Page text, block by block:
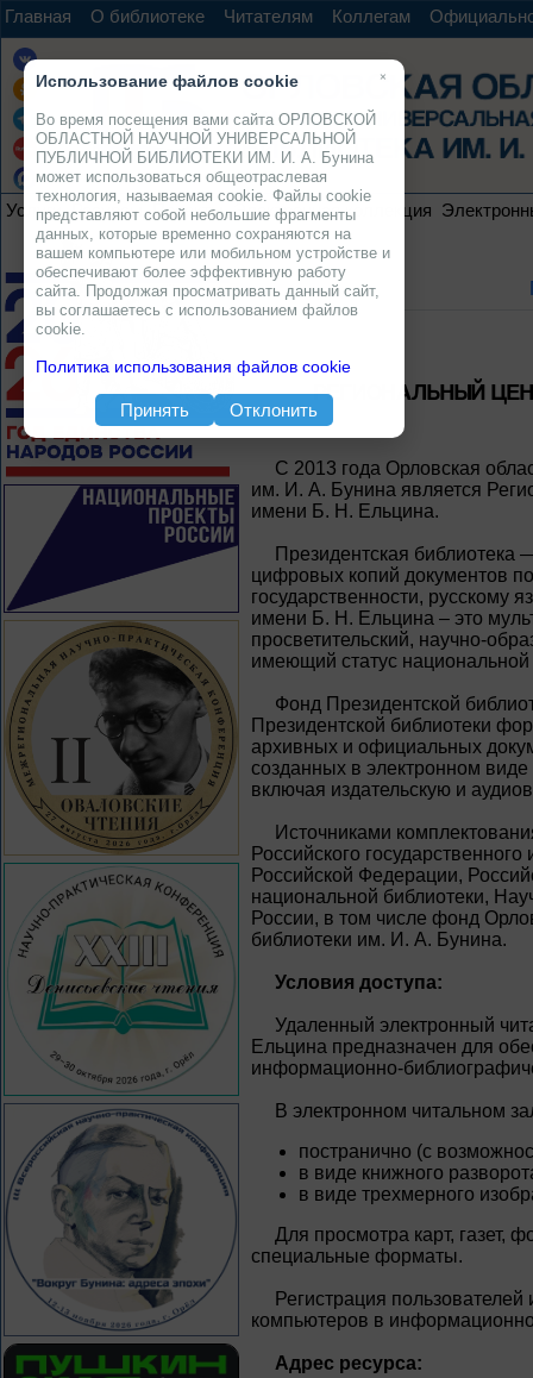
Главная О библиотеке Читателям Коллегам
Услуги Ресурсы Проекты Электронная коллекция
РЕГИОНАЛЬНЫЙ
С 2013 года Орловская
им. И. А. Бунина является
имени Б. Н. Ельцина.
Президентская библиотека
цифровых копий документов
государственности, русскому
имени Б. Н. Ельцина – это
просветительский, научно-
имеющий статус национальной
Фонд Президентской
Президентской библиотеки
архивных и официальных
созданных в электронном
включая издательскую и
Источниками
Российского
Российской Федерации,
национальной библиотеки,
России, в том числе фонд
библиотеки им. И. А. Бунина.
Условия доступа:
Удаленный электронный
Ельцина предназначен для
информационно-
В электронном читальном
постранично (с
в виде книжного
в виде трехмерного
Для просмотра карт, газет,
специальные форматы.
Регистрация
компьютеров в
Адрес ресурса:
×
Использование файлов cookie
Во время посещения вами сайта ОРЛОВСКОЙ
ОБЛАСТНОЙ НАУЧНОЙ УНИВЕРСАЛЬНОЙ
ПУБЛИЧНОЙ БИБЛИОТЕКИ ИМ. И. А. Бунина
может использоваться общеотраслевая
технология, называемая cookie. Файлы cookie
представляют собой небольшие фрагменты
данных, которые временно сохраняются на
вашем компьютере или мобильном устройстве и
обеспечивают более эффективную работу
сайта. Продолжая просматривать данный сайт,
вы соглашаетесь с использованием файлов
cookie.
Политика использования файлов cookie
Принять Отклонить